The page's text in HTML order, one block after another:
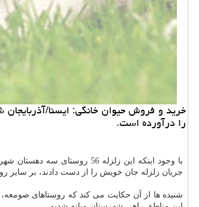
را درآورده است.
جریان زلزله جان خویش را از دست دادند، بر سایر
شنیده ها از آن حكایت می كند كه روستاهای